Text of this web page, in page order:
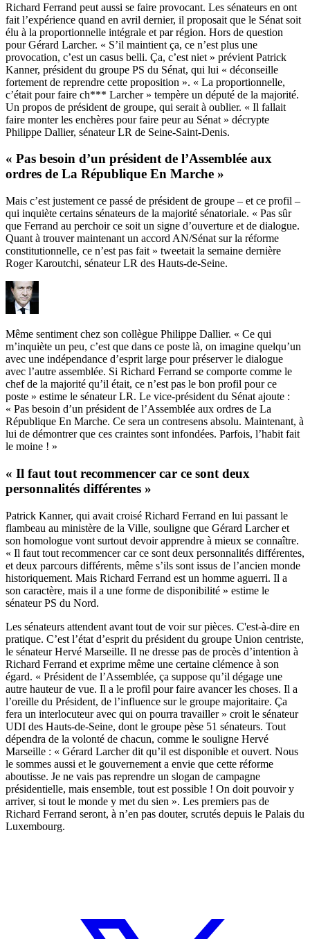
Richard Ferrand peut aussi se faire provocant. Les sénateurs en ont
fait l’expérience quand en avril dernier, il proposait que le Sénat soit
élu à la proportionnelle intégrale et par région. Hors de question
pour Gérard Larcher. « S’il maintient ça, ce n’est plus une
provocation, c’est un casus belli. Ça, c’est niet » prévient Patrick
Kanner, président du groupe PS du Sénat, qui lui « déconseille
fortement de reprendre cette proposition ». « La proportionnelle,
c’était pour faire ch*** Larcher » tempère un député de la majorité.
Un propos de président de groupe, qui serait à oublier. « Il fallait
faire monter les enchères pour faire peur au Sénat » décrypte
Philippe Dallier, sénateur LR de Seine-Saint-Denis.
« Pas besoin d’un président de l’Assemblée aux
ordres de La République En Marche »
Mais c’est justement ce passé de président de groupe – et ce profil –
qui inquiète certains sénateurs de la majorité sénatoriale. « Pas sûr
que Ferrand au perchoir ce soit un signe d’ouverture et de dialogue.
Quant à trouver maintenant un accord AN/Sénat sur la réforme
constitutionnelle, ce n’est pas fait » tweetait la semaine dernière
Roger Karoutchi, sénateur LR des Hauts-de-Seine.
Même sentiment chez son collègue Philippe Dallier. « Ce qui
m’inquiète un peu, c’est que dans ce poste là, on imagine quelqu’un
avec une indépendance d’esprit large pour préserver le dialogue
avec l’autre assemblée. Si Richard Ferrand se comporte comme le
chef de la majorité qu’il était, ce n’est pas le bon profil pour ce
poste » estime le sénateur LR. Le vice-président du Sénat ajoute :
« Pas besoin d’un président de l’Assemblée aux ordres de La
République En Marche. Ce sera un contresens absolu. Maintenant, à
lui de démontrer que ces craintes sont infondées. Parfois, l’habit fait
le moine ! »
« Il faut tout recommencer car ce sont deux
personnalités différentes »
Patrick Kanner, qui avait croisé Richard Ferrand en lui passant le
flambeau au ministère de la Ville, souligne que Gérard Larcher et
son homologue vont surtout devoir apprendre à mieux se connaître.
« Il faut tout recommencer car ce sont deux personnalités différentes,
et deux parcours différents, même s’ils sont issus de l’ancien monde
historiquement. Mais Richard Ferrand est un homme aguerri. Il a
son caractère, mais il a une forme de disponibilité » estime le
sénateur PS du Nord.
Les sénateurs attendent avant tout de voir sur pièces. C'est-à-dire en
pratique. C’est l’état d’esprit du président du groupe Union centriste,
le sénateur Hervé Marseille. Il ne dresse pas de procès d’intention à
Richard Ferrand et exprime même une certaine clémence à son
égard. « Président de l’Assemblée, ça suppose qu’il dégage une
autre hauteur de vue. Il a le profil pour faire avancer les choses. Il a
l’oreille du Président, de l’influence sur le groupe majoritaire. Ça
fera un interlocuteur avec qui on pourra travailler » croit le sénateur
UDI des Hauts-de-Seine, dont le groupe pèse 51 sénateurs. Tout
dépendra de la volonté de chacun, comme le souligne Hervé
Marseille : « Gérard Larcher dit qu’il est disponible et ouvert. Nous
le sommes aussi et le gouvernement a envie que cette réforme
aboutisse. Je ne vais pas reprendre un slogan de campagne
présidentielle, mais ensemble, tout est possible ! On doit pouvoir y
arriver, si tout le monde y met du sien ». Les premiers pas de
Richard Ferrand seront, à n’en pas douter, scrutés depuis le Palais du
Luxembourg.